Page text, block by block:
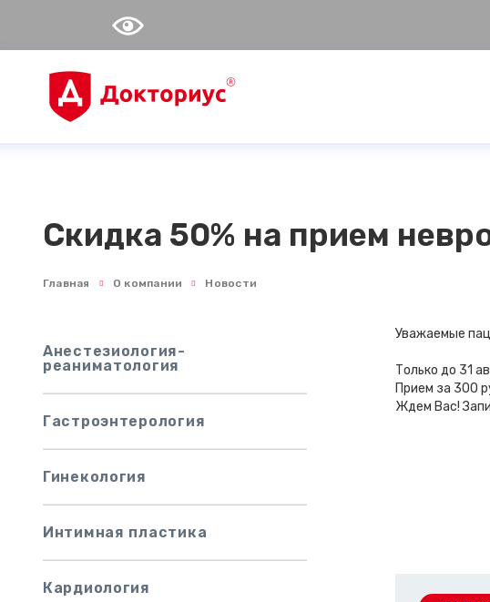
Скидка 50% на прием
Главная О компании Новости
Анестезиология-
реаниматология
Гастроэнтерология
Гинекология
Интимная пластика
Кардиология
Уважаемые
Только до 31
Прием за 300
Ждем Вас!